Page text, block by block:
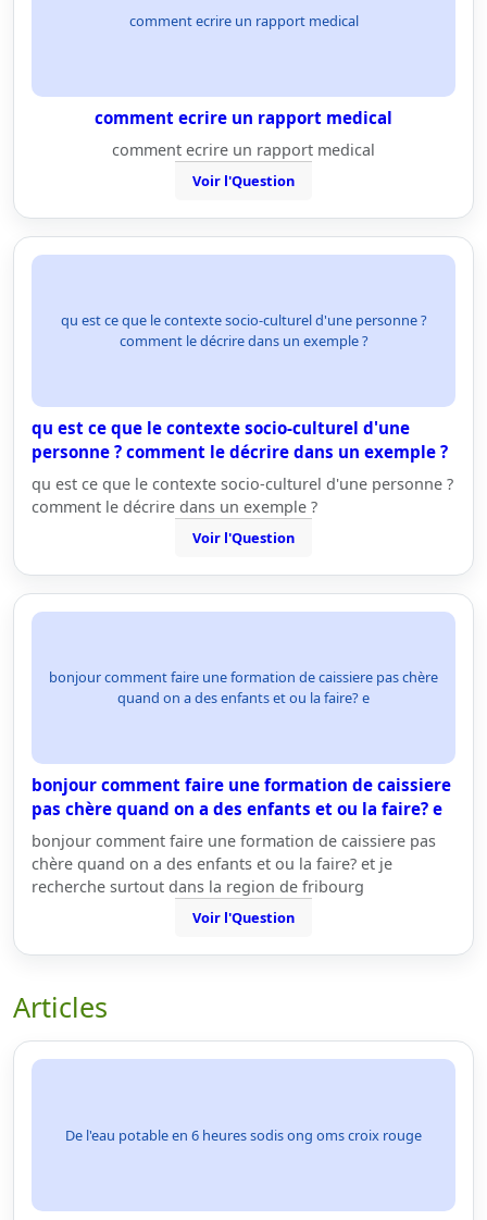
comment ecrire un rapport medical
comment ecrire un rapport medical
comment ecrire un rapport medical
Voir l'Question
qu est ce que le contexte socio-culturel d'une personne ?
comment le décrire dans un exemple ?
qu est ce que le contexte socio-culturel d'une
personne ? comment le décrire dans un exemple ?
qu est ce que le contexte socio-culturel d'une personne ?
comment le décrire dans un exemple ?
Voir l'Question
bonjour comment faire une formation de caissiere pas chère
quand on a des enfants et ou la faire? e
bonjour comment faire une formation de caissiere
pas chère quand on a des enfants et ou la faire? e
bonjour comment faire une formation de caissiere pas
chère quand on a des enfants et ou la faire? et je
recherche surtout dans la region de fribourg
Voir l'Question
Articles
De l'eau potable en 6 heures sodis ong oms croix rouge